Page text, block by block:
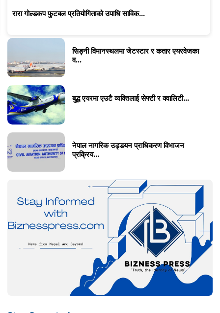
रारा गोल्डकप फुटबल प्रतियोगिताको उपाधि साविक...
सिड्नी विमानस्थलमा जेटस्टार र कतार एयरवेजका
व...
बुद्ध एयरमा एउटै व्यक्तिलाई सेफ्टी र क्वालिटी...
नेपाल नागरिक उड्डयन प्राधिकरण विभाजन
प्रक्रिय...